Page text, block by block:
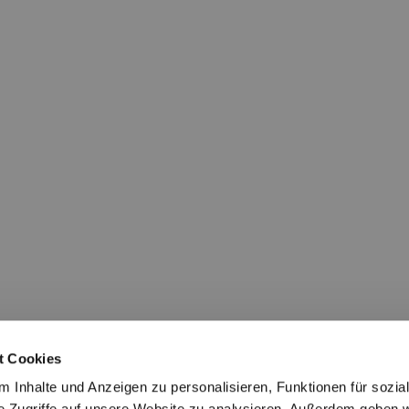
Cookies
Inhalte und Anzeigen zu personalisieren, Funktionen für